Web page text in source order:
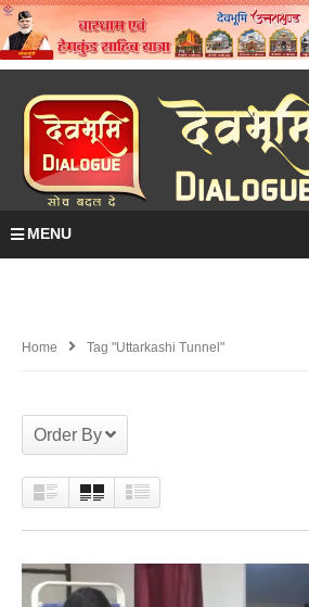
MENU
Home Tag "uttarkashi Tunnel"
Order By